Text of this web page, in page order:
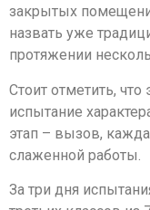
закрытых
назвать уже
протяжении
Стоит отметить, что
испытание
этап – вызов,
слаженной работы.
За три дня